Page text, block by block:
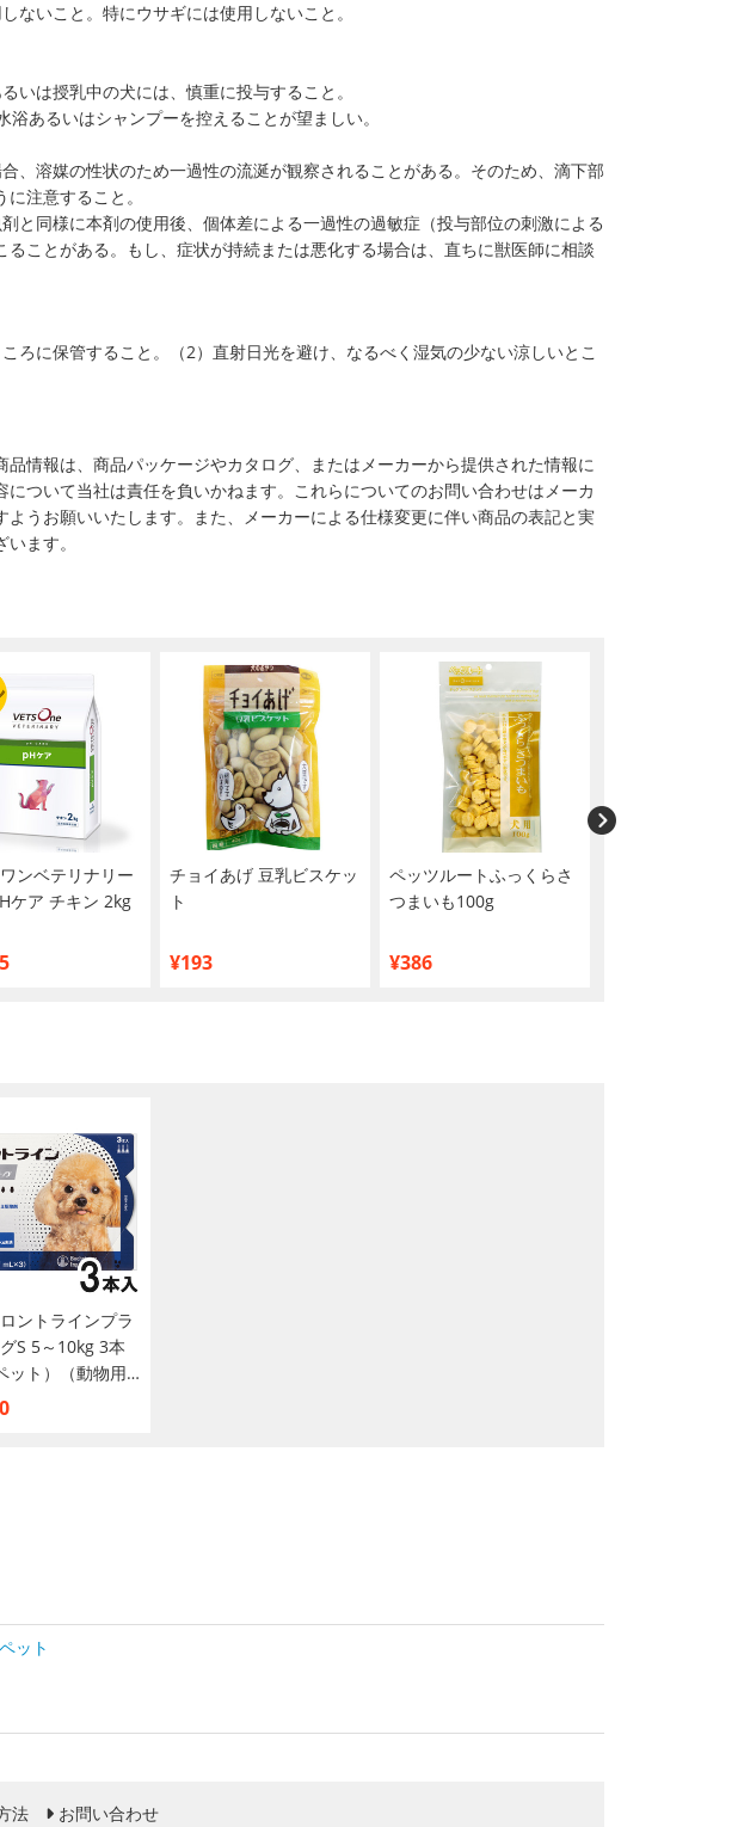
ないこと。特にウサギには使用しないこと。
いは授乳中の犬には、慎重に投与すること。
浴あるいはシャンプーを控えることが望ましい。
合、溶媒の性状のため一過性の流涎が観察されることがある。そのため、滴下部
注意すること。
剤と同様に本剤の使用後、個体差による一過性の過敏症（投与部位の刺激による
ることがある。もし、症状が持続または悪化する場合は、直ちに獣医師に相談
ころに保管すること。（2）直射日光を避け、なるべく湿気の少ない涼しいとこ
品情報は、商品パッケージやカタログ、またはメーカーから提供された情報に
について当社は責任を負いかねます。これらについてのお問い合わせはメーカ
ようお願いいたします。また、メーカーによる仕様変更に伴い商品の表記と実
ます。
ンベテリナリー
ケア チキン 2kg
チョイあげ 豆乳ビスケッ
ト
¥193
ペッツルートふっくらさ
つまいも100g
¥386
ントラインプラ
S 5～10kg 3本
ット）（動物用
ット
法 お問い合わせ